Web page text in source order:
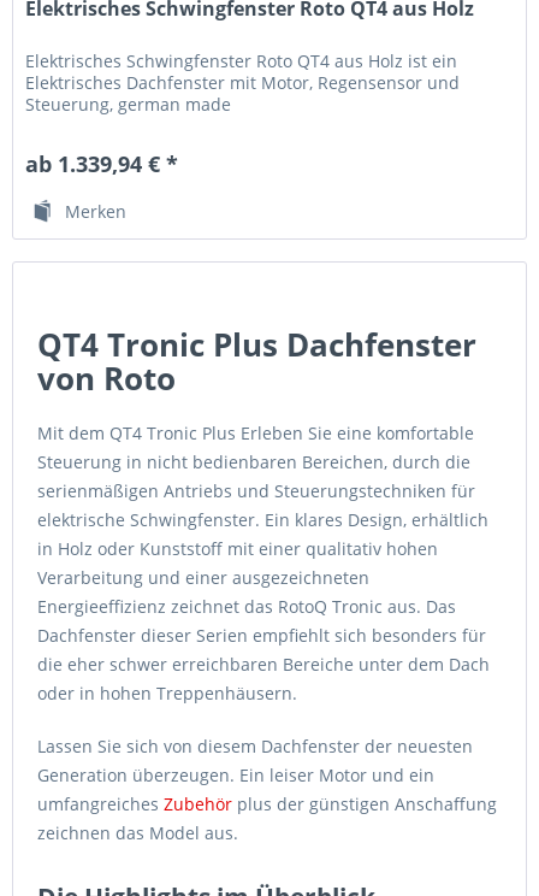
Elektrisches Schwingfenster Roto QT4 aus Holz
Elektrisches Schwingfenster Roto QT4 aus Holz ist ein
Elektrisches Dachfenster mit Motor, Regensensor und
Steuerung, german made
ab 1.339,94 € *
Merken
QT4 Tronic Plus Dachfenster
von Roto
Mit dem QT4 Tronic Plus Erleben Sie eine komfortable
Steuerung in nicht bedienbaren Bereichen, durch die
serienmäßigen Antriebs und Steuerungstechniken für
elektrische Schwingfenster. Ein klares Design, erhältlich
in Holz oder Kunststoff mit einer qualitativ hohen
Verarbeitung und einer ausgezeichneten
Energieeffizienz zeichnet das RotoQ Tronic aus. Das
Dachfenster dieser Serien empfiehlt sich besonders für
die eher schwer erreichbaren Bereiche unter dem Dach
oder in hohen Treppenhäusern.
Lassen Sie sich von diesem Dachfenster der neuesten
Generation überzeugen. Ein leiser Motor und ein
umfangreiches Zubehör plus der günstigen Anschaffung
zeichnen das Model aus.